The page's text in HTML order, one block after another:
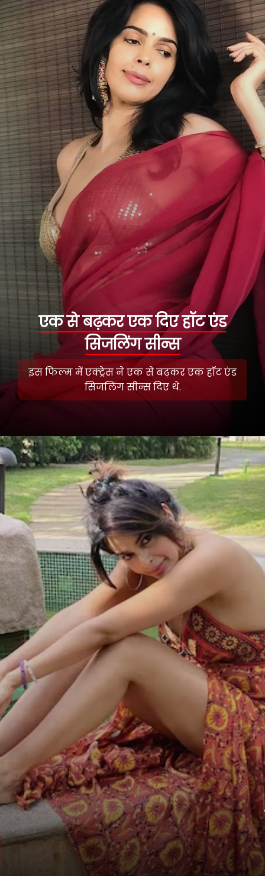
बोल्डनेस से इंडस्ट्री में मचाई खलबली
उन्होंने अपनी बोल्डनेस से फिल्म इंडस्ट्री में खलबली
मचा दी थी.